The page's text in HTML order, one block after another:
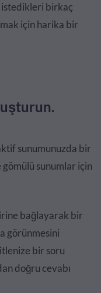
istedikleri birkaç
için harika bir
sunumunuzda bir
gömülü sunumlar için
bağlayarak bir
görünmesini
bir soru
doğru cevabı